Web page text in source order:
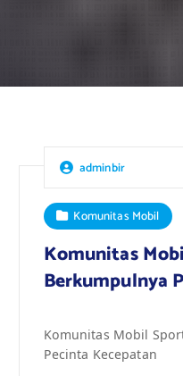
adminbir
Komunitas Mobil
Komunitas
Berkumpulnya
Komunitas Mobil
Pecinta Kecepatan